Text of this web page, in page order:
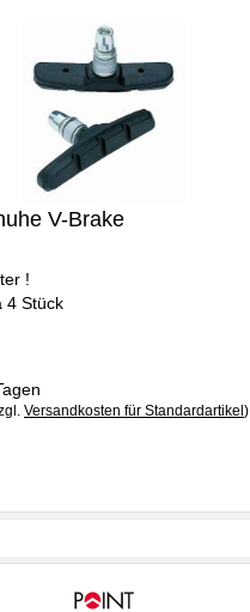
V-Brake
!
4 Stück
Versandkosten für Standardartikel )